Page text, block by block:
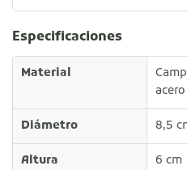
Especificaciones
Material
Diámetro 8,5
Altura 6 cm